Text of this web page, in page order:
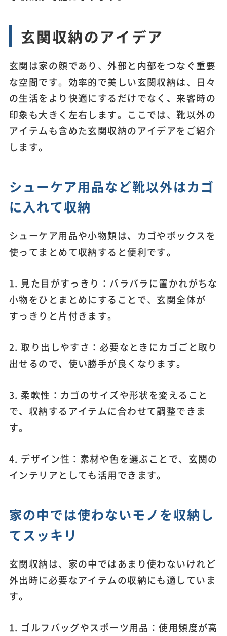
玄関収納のアイデア
玄関は家の顔であり、外部と内部をつなぐ重要
な空間です。効率的で美しい玄関収納は、日々
の生活をより快適にするだけでなく、来客時の
印象も大きく左右します。ここでは、靴以外の
アイテムも含めた玄関収納のアイデアをご紹介
します。
シューケア用品など靴以外はカゴ
に入れて収納
シューケア用品や小物類は、カゴやボックスを
使ってまとめて収納すると便利です。
1. 見た目がすっきり：バラバラに置かれがちな
小物をひとまとめにすることで、玄関全体が
すっきりと片付きます。
2. 取り出しやすさ：必要なときにカゴごと取り
出せるので、使い勝手が良くなります。
3. 柔軟性：カゴのサイズや形状を変えること
で、収納するアイテムに合わせて調整できま
す。
4. デザイン性：素材や色を選ぶことで、玄関の
インテリアとしても活用できます。
家の中では使わないモノを収納し
てスッキリ
玄関収納は、家の中ではあまり使わないけれど
外出時に必要なアイテムの収納にも適していま
す。
1. ゴルフバッグやスポーツ用品：使用頻度が高